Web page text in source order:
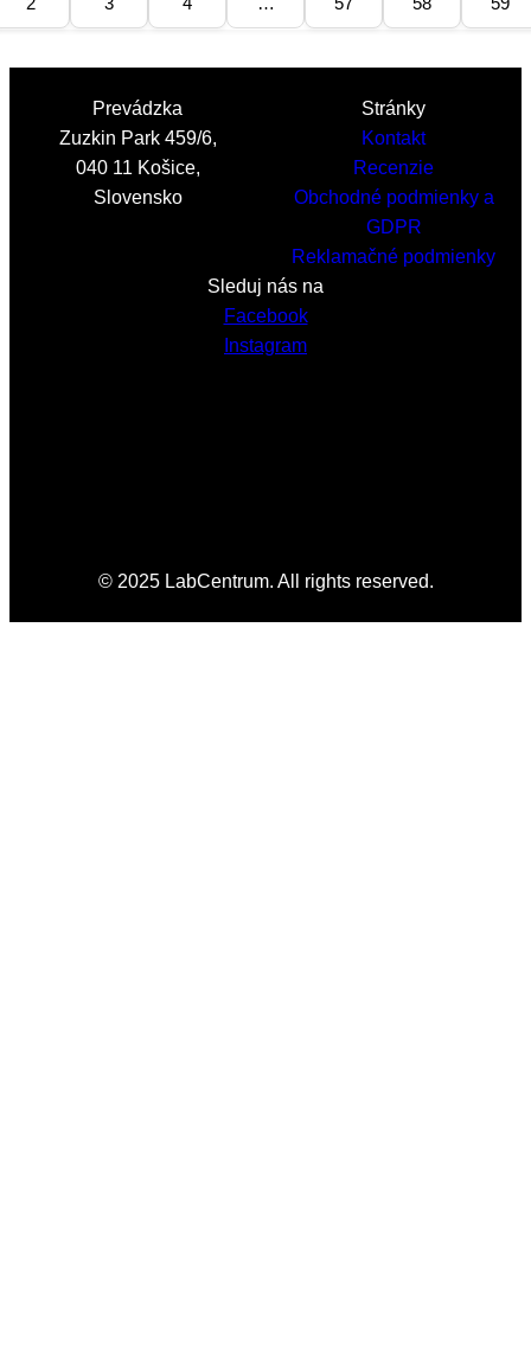
Prevádzka
Zuzkin Park 459/6,
040 11 Košice,
Slovensko
Stránky
Kontakt
Recenzie
Obchodné podmienky a
GDPR
Reklamačné podmienky
Sleduj nás na
Facebook
Instagram
© 2025 LabCentrum. All rights reserved.